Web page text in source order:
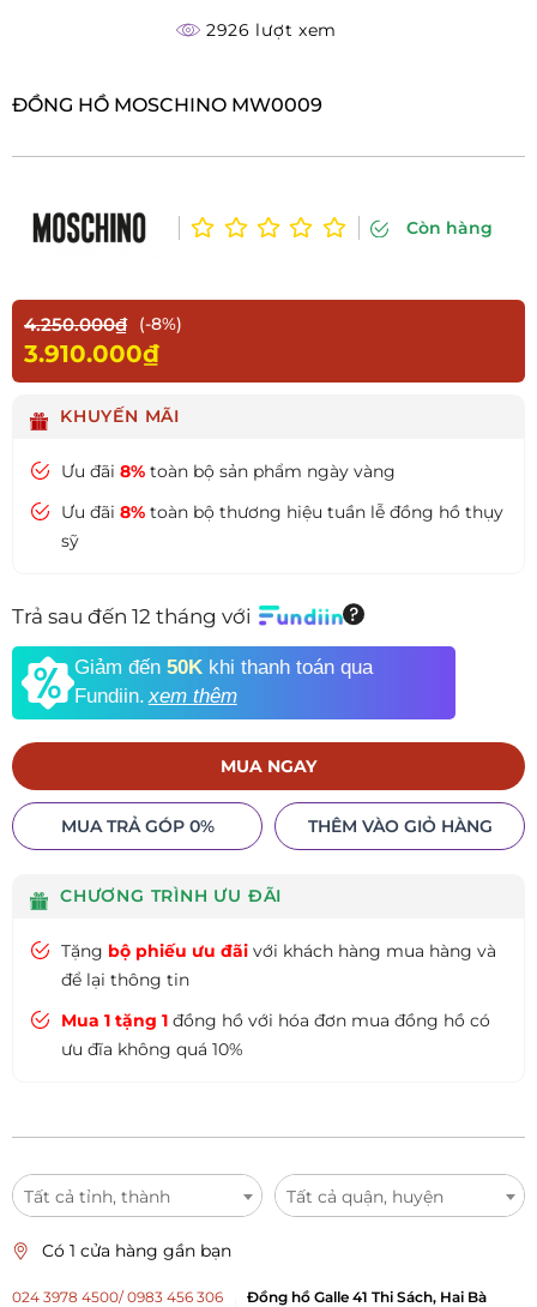
2926 lượt xem
ĐỒNG HỒ MOSCHINO MW0009
Còn hàng
4.250.000₫ (-8%)
3.910.000₫
KHUYẾN MÃI
Ưu đãi 8% toàn bộ sản phẩm ngày vàng
Ưu đãi 8% toàn bộ thương hiệu tuần lễ đồng hồ thụy
sỹ
Trả sau đến 12 tháng với
Giảm đến 50K khi thanh toán qua
Fundiin.xem thêm
MUA NGAY
MUA TRẢ GÓP 0% THÊM VÀO GIỎ HÀNG
CHƯƠNG TRÌNH ƯU ĐÃI
Tặng bộ phiếu ưu đãi với khách hàng mua hàng và
để lại thông tin
Mua 1 tặng 1 đồng hồ với hóa đơn mua đồng hồ có
ưu đĩa không quá 10%
Tất cả tỉnh, thành Tất cả quận, huyện
Có 1 cửa hàng gần bạn
024 3978 4500/ 0983 456 306
Đồng hồ Galle 41 Thi Sách, Hai Bà